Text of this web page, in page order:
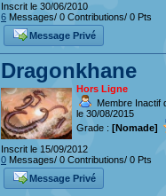
Inscrit le 30/06/2010
6 Messages/ 0 Contributions/ 0 Pts
Message Privé
Dragonkhane
Hors Ligne
Membre Inactif
le 30/08/2015
Grade : [Nomade]
Inscrit le 15/09/2012
0 Messages/ 0 Contributions/ 0 Pts
Message Privé